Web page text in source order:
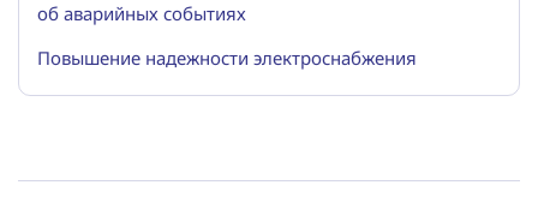
об аварийных событиях
Повышение надежности электроснабжения